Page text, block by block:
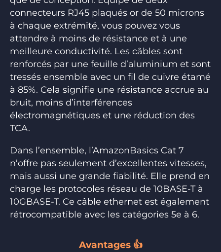
connecteurs RJ45 plaqués or de 50 microns
à chaque extrémité, vous pouvez vous
attendre à moins de résistance et à une
meilleure conductivité. Les câbles sont
renforcés par une feuille d’aluminium et sont
tressés ensemble avec un fil de cuivre étamé
à 85%. Cela signifie une résistance accrue au
bruit, moins d’interférences
électromagnétiques et une réduction des
TCA.
Dans l’ensemble, l’AmazonBasics Cat 7
n’offre pas seulement d’excellentes vitesses,
mais aussi une grande fiabilité. Elle prend en
charge les protocoles réseau de 10BASE-T à
10GBASE-T. Ce câble ethernet est également
rétrocompatible avec les catégories 5e à 6.
Avantages 👍